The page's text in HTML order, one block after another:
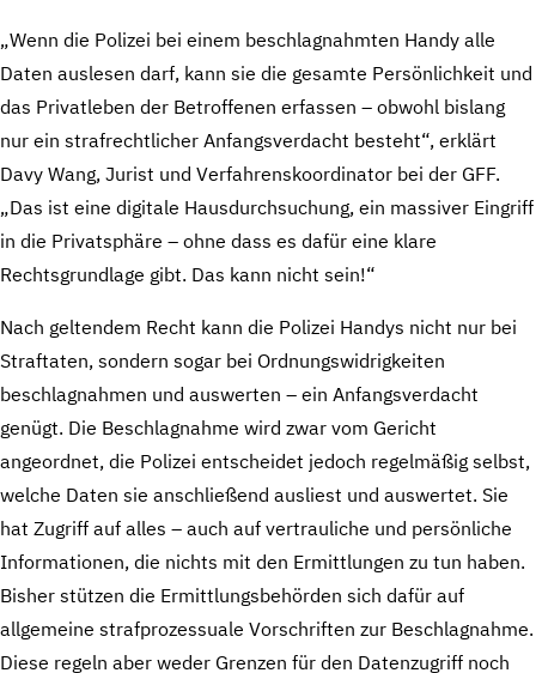
„Wenn die Polizei bei einem beschlagnahmten Handy alle
Daten auslesen darf, kann sie die gesamte Persönlichkeit und
das Privatleben der Betroffenen erfassen – obwohl bislang
nur ein strafrechtlicher Anfangsverdacht besteht“, erklärt
Davy Wang, Jurist und Verfahrenskoordinator bei der GFF.
„Das ist eine digitale Hausdurchsuchung, ein massiver Eingriff
in die Privatsphäre – ohne dass es dafür eine klare
Rechtsgrundlage gibt. Das kann nicht sein!“
Nach geltendem Recht kann die Polizei Handys nicht nur bei
Straftaten, sondern sogar bei Ordnungswidrigkeiten
beschlagnahmen und auswerten – ein Anfangsverdacht
genügt. Die Beschlagnahme wird zwar vom Gericht
angeordnet, die Polizei entscheidet jedoch regelmäßig selbst,
welche Daten sie anschließend ausliest und auswertet. Sie
hat Zugriff auf alles – auch auf vertrauliche und persönliche
Informationen, die nichts mit den Ermittlungen zu tun haben.
Bisher stützen die Ermittlungsbehörden sich dafür auf
allgemeine strafprozessuale Vorschriften zur Beschlagnahme.
Diese regeln aber weder Grenzen für den Datenzugriff noch